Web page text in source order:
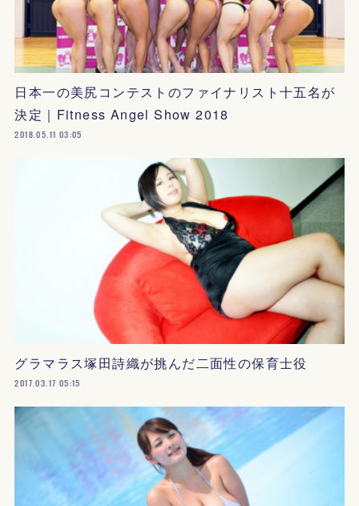
日本一の美尻コンテストのファイナリスト十五名が
決定｜Fitness Angel Show 2018
2018.05.11 03:05
グラマラス塚田詩織が挑んだ二面性の保育士役
2017.03.17 05:15